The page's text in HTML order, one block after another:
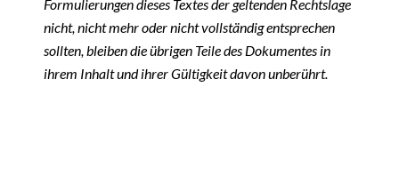
Formulierungen dieses Textes der geltenden Rechtslage
nicht, nicht mehr oder nicht vollständig entsprechen
sollten, bleiben die übrigen Teile des Dokumentes in
ihrem Inhalt und ihrer Gültigkeit davon unberührt.